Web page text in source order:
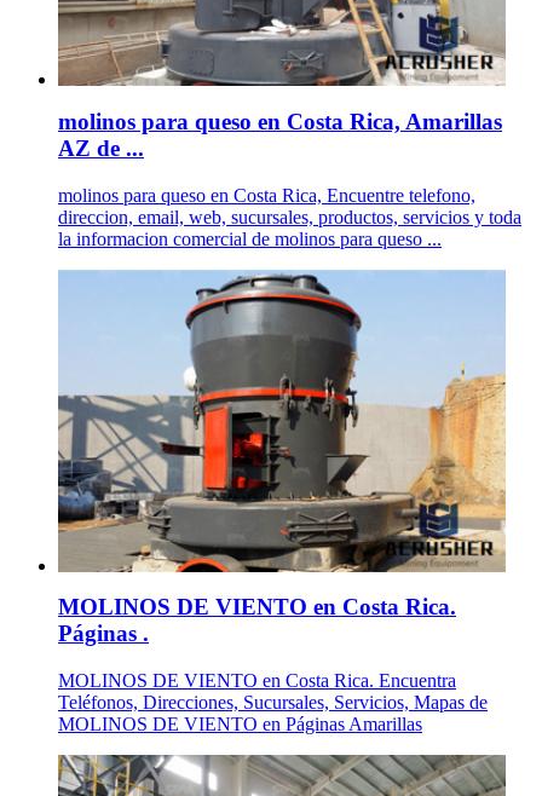
molinos para queso en Costa Rica, Amarillas
AZ de ...
molinos para queso en Costa Rica, Encuentre telefono,
direccion, email, web, sucursales, productos, servicios y toda
la informacion comercial de molinos para queso ...
MOLINOS DE VIENTO en Costa Rica.
Páginas .
MOLINOS DE VIENTO en Costa Rica. Encuentra
Teléfonos, Direcciones, Sucursales, Servicios, Mapas de
MOLINOS DE VIENTO en Páginas Amarillas